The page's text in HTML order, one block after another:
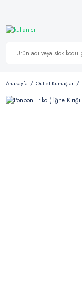
Anasayfa Outlet Kumaşlar